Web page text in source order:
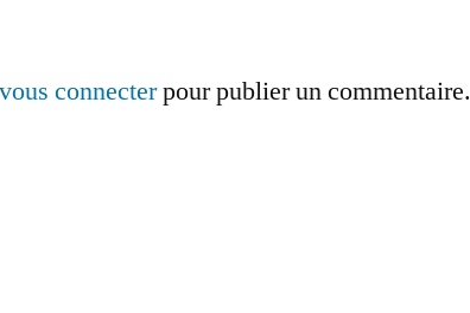
vous connecterpour publier un commentaire.